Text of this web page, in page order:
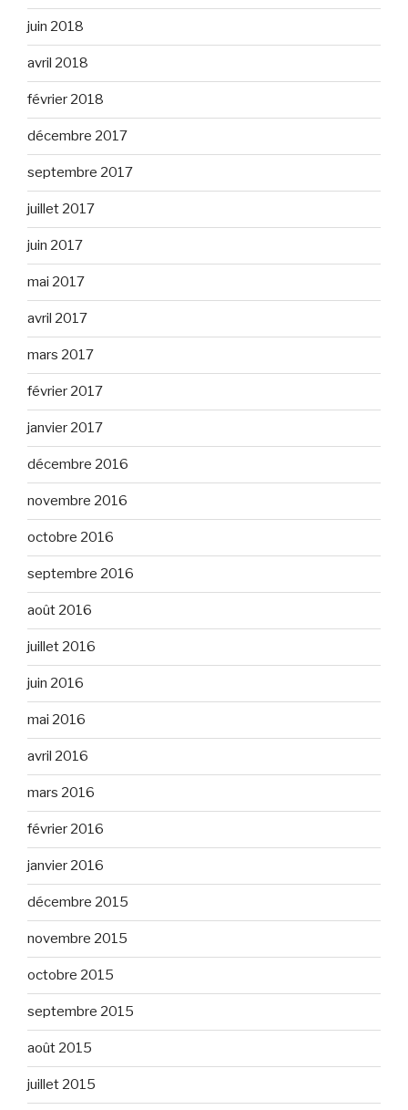
juin 2018
avril 2018
février 2018
décembre 2017
septembre 2017
juillet 2017
juin 2017
mai 2017
avril 2017
mars 2017
février 2017
janvier 2017
décembre 2016
novembre 2016
octobre 2016
septembre 2016
août 2016
juillet 2016
juin 2016
mai 2016
avril 2016
mars 2016
février 2016
janvier 2016
décembre 2015
novembre 2015
octobre 2015
septembre 2015
août 2015
juillet 2015